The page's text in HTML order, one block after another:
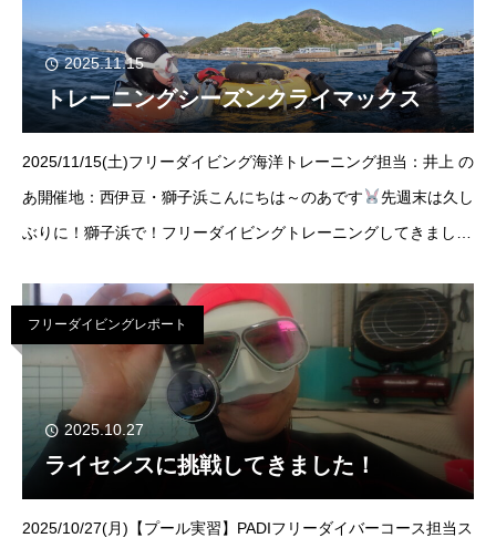
2025.11.15
トレーニングシーズンクライマックス
2025/11/15(土)フリーダイビング海洋トレーニング担当：井上 の
あ開催地：西伊豆・獅子浜こんにちは～のあです
先週末は久し
ぶりに！獅子浜で！フリーダイビングトレーニングしてきました
た！！！！！！透明度5Mと言われて
フリーダイビングレポート
2025.10.27
ライセンスに挑戦してきました！
2025/10/27(月)【プール実習】PADIフリーダイバーコース担当ス